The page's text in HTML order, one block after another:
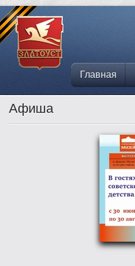
Главная
Афиша